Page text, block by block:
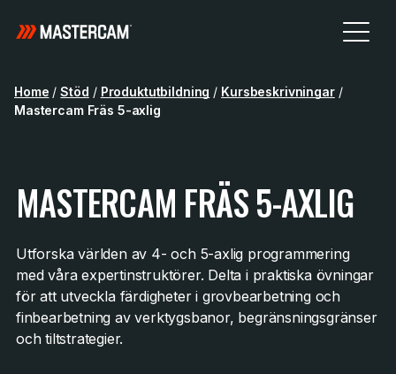
Home / Stöd / Produktutbildning / Kursbeskrivningar /
Mastercam Fräs 5-axlig
MASTERCAM FRÄS 5-AXLIG
Utforska världen av 4- och 5-axlig programmering
med våra expertinstruktörer. Delta i praktiska övningar
för att utveckla färdigheter i grovbearbetning och
finbearbetning av verktygsbanor, begränsningsgränser
och tiltstrategier.